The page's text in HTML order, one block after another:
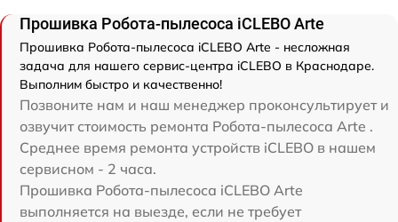
Прошивка Робота-пылесоса iCLEBO Arte
Прошивка Робота-пылесоса iCLEBO Arte - несложная
задача для нашего сервис-центра iCLEBO в Краснодаре.
Выполним быстро и качественно!
Позвоните нам и наш менеджер проконсультирует и
озвучит стоимость ремонта Робота-пылесоса Arte .
Среднее время ремонта устройств iCLEBO в нашем
сервисном - 2 часа.
Прошивка Робота-пылесоса iCLEBO Arte
выполняется на выезде, если не требует